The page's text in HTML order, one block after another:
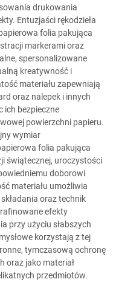
drukowania
Entuzjaści rękodzieła
folia pakująca
markerami oraz
spersonalizowane
kreatywność i
materiału zapewniają
oraz nalepek i innych
ich bezpieczne
powierzchni papieru.
wymiar
folia pakująca
świątecznej, uroczystości
doborowi
materiału umożliwia
oraz technik
efekty
przy użyciu słabszych
korzystają z tej
tymczasową ochronę
oraz jako materiał
przedmiotów.